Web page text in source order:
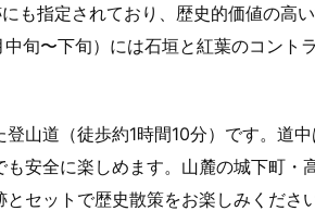
も指定されており、歴史的価値の高
旬〜下旬）には石垣と紅葉のコント
山道（徒歩約1時間10分）です。道
安全に楽しめます。山麓の城下町・
セットで歴史散策をお楽しみください